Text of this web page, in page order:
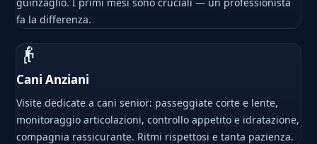
fa la differenza.
👴
Cani Anziani
Visite dedicate a cani senior: passeggiate corte e lente,
monitoraggio articolazioni, controllo appetito e idratazione,
compagnia rassicurante. Ritmi rispettosi e tanta pazienza.